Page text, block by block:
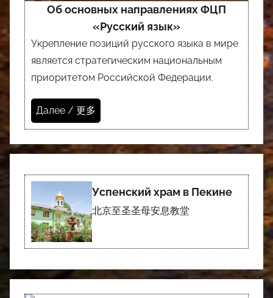
Об основных направлениях ФЦП
«Русский язык»
Укрепление позиций русского языка в мире
является стратегическим национальным
приоритетом Российской Федерации.
Далее / 更多
Успенский храм в Пекине
北京至圣圣母安息教堂